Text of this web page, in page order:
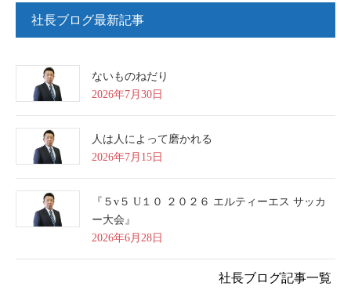
社長ブログ最新記事
ないものねだり
2026年7月30日
人は人によって磨かれる
2026年7月15日
『５v５ U１０ ２０２６ エルティーエス サッカ
ー大会』
2026年6月28日
社長ブログ記事一覧